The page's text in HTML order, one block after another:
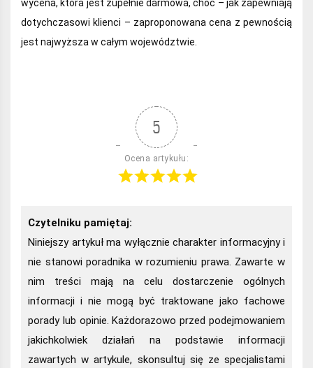
wycena, która jest zupełnie darmowa, choć – jak zapewniają
dotychczasowi klienci – zaproponowana cena z pewnością
jest najwyższa w całym województwie.
5
Ocena artykułu:
Czytelniku pamiętaj:
Niniejszy artykuł ma wyłącznie charakter informacyjny i
nie stanowi poradnika w rozumieniu prawa. Zawarte w
nim treści mają na celu dostarczenie ogólnych
informacji i nie mogą być traktowane jako fachowe
porady lub opinie. Każdorazowo przed podejmowaniem
jakichkolwiek działań na podstawie informacji
zawartych w artykule, skonsultuj się ze specjalistami